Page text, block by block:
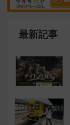
最新記事